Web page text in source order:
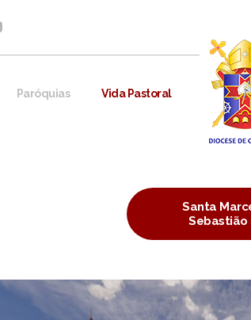
Paróquias Vida Pastoral
Santa
Sebastião